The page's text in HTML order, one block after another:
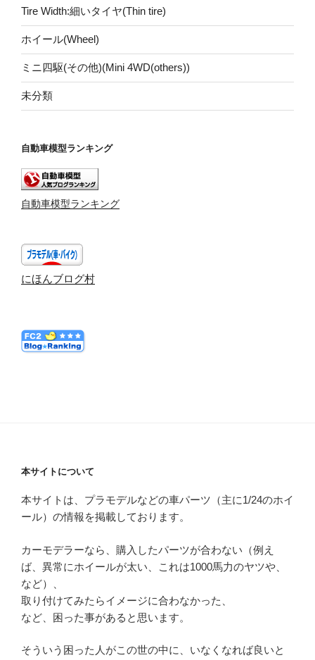
Tire Width:細いタイヤ(Thin tire)
ホイール(Wheel)
ミニ四駆(その他)(Mini 4WD(others))
未分類
自動車模型ランキング
自動車模型ランキング
にほんブログ村
本サイトについて
本サイトは、プラモデルなどの車パーツ（主に1/24のホイ
ール）の情報を掲載しております。
カーモデラーなら、購入したパーツが合わない（例え
ば、異常にホイールが太い、これは1000馬力のヤツや、
など）、
取り付けてみたらイメージに合わなかった、
など、困った事があると思います。
そういう困った人がこの世の中に、いなくなれば良いと